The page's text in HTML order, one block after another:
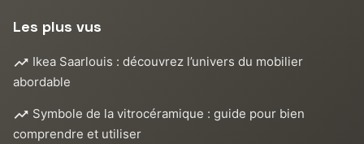
Les plus vus
Ikea Saarlouis : découvrez l’univers du mobilier
abordable
Symbole de la vitrocéramique : guide pour bien
comprendre et utiliser